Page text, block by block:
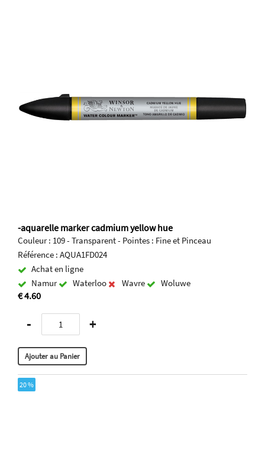
-aquarelle marker cadmium yellow hue
Couleur : 109 - Transparent - Pointes : Fine et Pinceau
Référence : AQUA1FD024
Achat en ligne
Namur
Waterloo Wavre Woluwe
€ 4.60
- +
20 %